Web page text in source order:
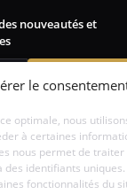
le
optimale, nous
à certaines
nous permet de
identifiants
fonctionnalités du
nouveautés et